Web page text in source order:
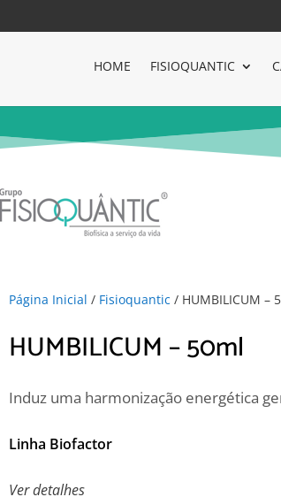
HOME FISIOQUANTIC
Página Inicial / Fisioquantic / HUMBILICUM –
HUMBILICUM – 50ml
Induz uma harmonização energética
Linha Biofactor
Ver detalhes